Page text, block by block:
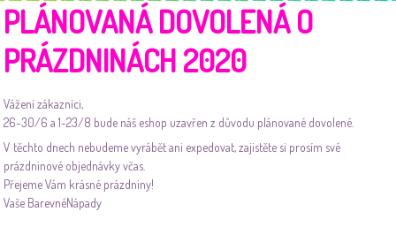
PLÁNOVANÁ DOVOLENÁ O
PRÁZDNINÁCH 2020
Vážení zákazníci,
26-30/6 a 1-23/8 bude náš eshop uzavřen z důvodu plánované dovolené.
V těchto dnech nebudeme vyrábět ani expedovat, zajistěte si prosím své
prázdninové objednávky včas.
Přejeme Vám krásné prázdniny!
Vaše BarevnéNápady